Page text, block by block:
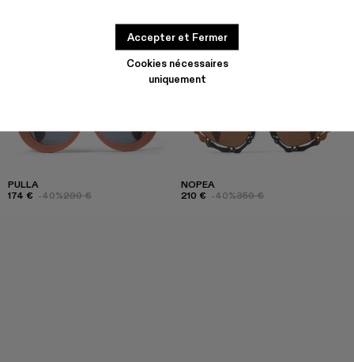
Cookies nécessaires
uniquement
Accepter et Fermer
PULLA
174 € -40%290 €
NOPEA
210 € -40%350 €